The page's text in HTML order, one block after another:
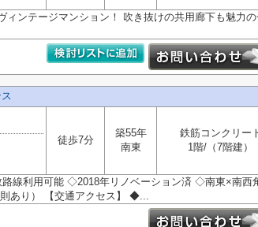
ンテージマンション！ 吹き抜けの共用廊下も魅力の
徒歩7分
築55年
南東
鉄筋コンクリー
1階/（7階建）
線利用可能 ◇2018年リノベーション済 ◇南東×南西
あり） 【交通アクセス】 ◆...